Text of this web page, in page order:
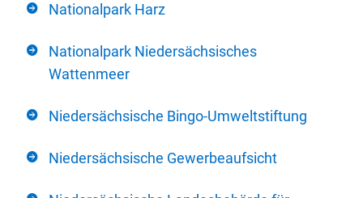
Nationalpark Harz
Nationalpark Niedersächsisches
Wattenmeer
Niedersächsische Bingo-Umweltstiftung
Niedersächsische Gewerbeaufsicht